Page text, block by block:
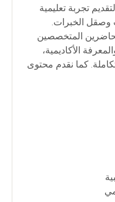
تجربة تعليمية
وصقل الخبرات.
المتخصصين
الأكاديمية،
كما نقدم محتوى